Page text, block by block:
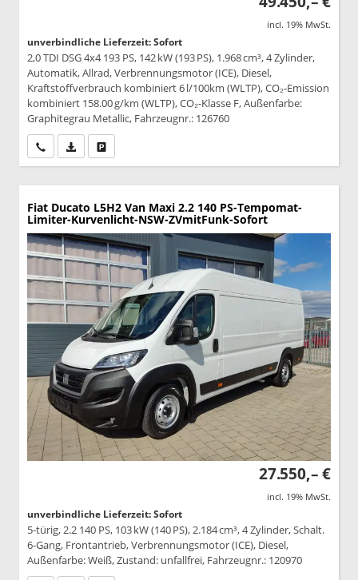
incl. 19% MwSt.
unverbindliche Lieferzeit: Sofort
2,0 TDI DSG 4x4 193 PS, 142 kW (193 PS), 1.968 cm³, 4 Zylinder,
Automatik, Allrad, Verbrennungsmotor (ICE), Diesel,
Kraftstoffverbrauch kombiniert 6 l/100km (WLTP), CO₂-Emission
kombiniert 158.00 g/km (WLTP), CO₂-Klasse F, Außenfarbe:
Graphitegrau Metallic, Fahrzeugnr.: 126760
Wir rufen Sie anPDF-Datei, Fahrzeugexposé drucken
Fiat Ducato L5H2 Van Maxi 2.2 140 PS-Tempomat-
Limiter-Kurvenlicht-NSW-ZVmitFunk-Sofort
27.550,– €
incl. 19% MwSt.
unverbindliche Lieferzeit: Sofort
5-türig, 2.2 140 PS, 103 kW (140 PS), 2.184 cm³, 4 Zylinder, Schalt.
6-Gang, Frontantrieb, Verbrennungsmotor (ICE), Diesel,
Außenfarbe: Weiß, Zustand: unfallfrei, Fahrzeugnr.: 120970